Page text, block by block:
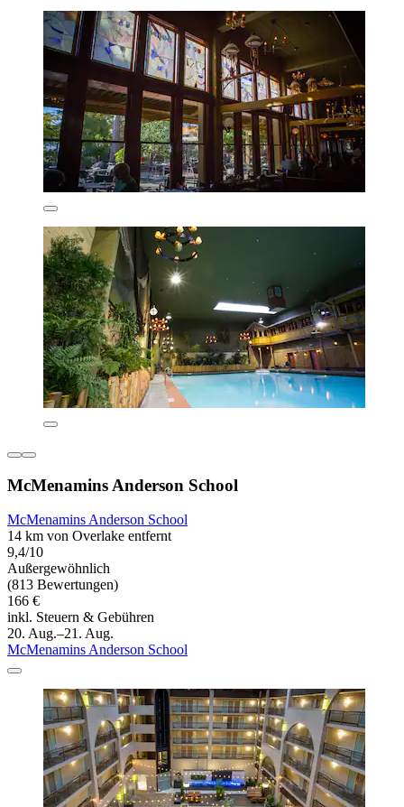
McMenamins Anderson School
McMenamins Anderson School
14 km von Overlake entfernt
9,4/10
Außergewöhnlich
(813 Bewertungen)
166 €
inkl. Steuern & Gebühren
20. Aug.–21. Aug.
McMenamins Anderson School